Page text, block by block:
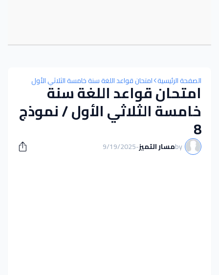
الصفحة الرئيسية امتحان قواعد اللغة سنة خامسة الثلاثي الأول
امتحان قواعد اللغة سنة
خامسة الثلاثي الأول / نموذج
8
byمسار التميز-
9/19/2025